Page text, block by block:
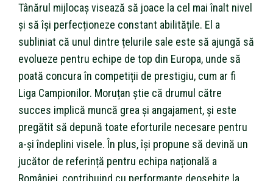
Tânărul mijlocaș visează să joace la cel mai înalt nivel
și să își perfecționeze constant abilitățile. El a
subliniat că unul dintre țelurile sale este să ajungă să
evolueze pentru echipe de top din Europa, unde să
poată concura în competiții de prestigiu, cum ar fi
Liga Campionilor. Moruțan știe că drumul către
succes implică muncă grea și angajament, și este
pregătit să depună toate eforturile necesare pentru
a-și îndeplini visele. În plus, își propune să devină un
jucător de referință pentru echipa națională a
României, contribuind cu performanțe deosebite la